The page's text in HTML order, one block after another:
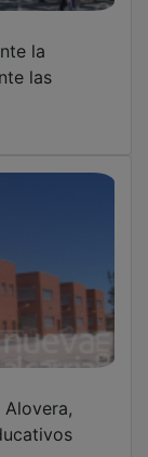
las